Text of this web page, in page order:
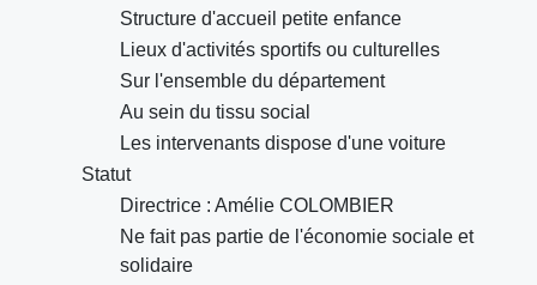
Structure d'accueil petite enfance
Lieux d'activités sportifs ou culturelles
Sur l'ensemble du département
Au sein du tissu social
Les intervenants dispose d'une voiture
Statut
Directrice : Amélie COLOMBIER
Ne fait pas partie de l'économie sociale et
solidaire